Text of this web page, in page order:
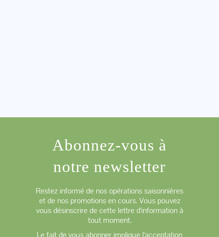
Abonnez-vous à
notre newsletter
Restez informé de nos opérations saisonnières
et de nos promotions en cours. Vous pouvez
vous désinscrire de cette lettre d'information à
tout moment.